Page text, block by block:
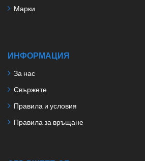
Марки
ИНФОРМАЦИЯ
За нас
Свържете
Правила и условия
Правила за връщане